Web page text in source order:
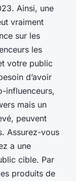
Ainsi, une
vraiment
sur les
les
votre public
d’avoir
influenceurs,
mais un
peuvent
Assurez-vous
a une
cible. Par
produits de